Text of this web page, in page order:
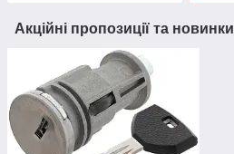
Акційні пропозиції та новинки